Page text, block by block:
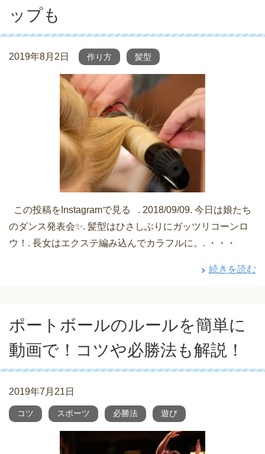
ップも
2019年8月2日 作り方 髪型
この投稿をInstagramで見る . 2018/09/09. 今日は娘たち
のダンス発表会✨. 髪型はひさしぶりにガッツリコーンロ
ウ！. 長女はエクステ編み込んでカラフルに。. ・・・
続きを読む
ポートボールのルールを簡単に
動画で！コツや必勝法も解説！
2019年7月21日
コツ スポーツ 必勝法 遊び